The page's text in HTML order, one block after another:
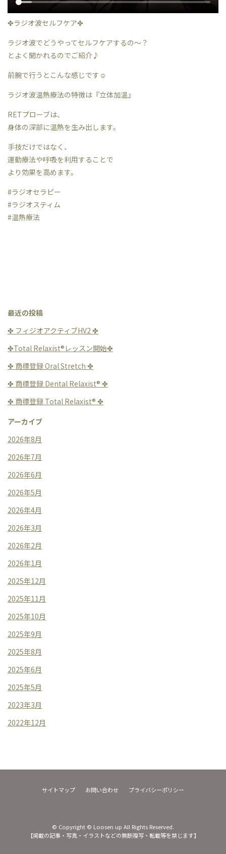
✤ラジオ波セルフケア✤
ラジオ波でどうやってセルフケアするの〜？
とよく聞かれるのでご紹介♪
前腕で行うとこんな感じです☺︎
ラジオ波温熱療法の特徴は『立体加温』
RETプローブは、
身体の深部に温熱を生み出します。
手技だけではなく、
運動療法や呼吸を利用することで
より効果を高めます。
#ラジオセラピー
#ラジオスティム
#温熱療法
最近の投稿
✤ フィジオアクティブHV2 ✤
✤Total Relaxist®︎レッスン開始✤
✤ 商標登録 Oral Stretch ✤
✤ 商標登録 Dental Relaxist®︎ ✤
✤ 商標登録 Total Relaxist®︎ ✤
アーカイブ
2026年8月
2026年7月
2026年6月
2026年5月
2026年4月
2026年3月
2026年2月
2026年1月
2025年12月
2025年11月
2025年10月
2025年9月
2025年8月
2025年6月
2025年5月
2023年3月
2022年12月
サイトマップ お問い合わせ プライバシーポリシー
© Copyright © Loosen up All Rights Reserved.
【掲載の記事・写真・イラストなどの無断複写・転載等を禁じます】